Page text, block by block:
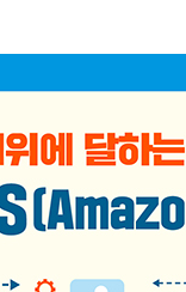
로드 밸런싱 구성하
기능